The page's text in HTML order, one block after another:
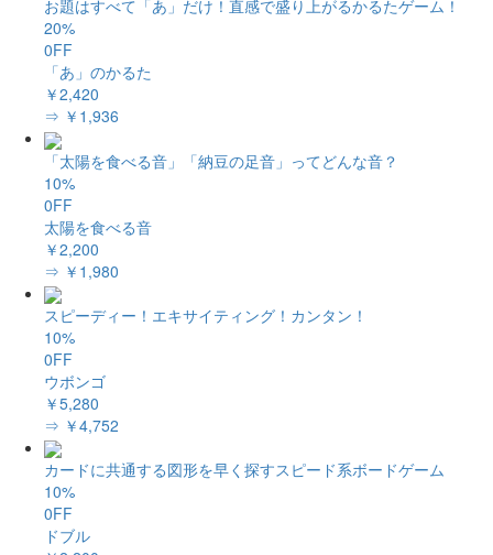
お題はすべて「あ」だけ！直感で盛り上がるかるたゲーム！
20%
0FF
「あ」のかるた
￥2,420
⇒ ￥1,936
「太陽を食べる音」「納豆の足音」ってどんな音？
10%
0FF
太陽を食べる音
￥2,200
⇒ ￥1,980
スピーディー！エキサイティング！カンタン！
10%
0FF
ウボンゴ
￥5,280
⇒ ￥4,752
カードに共通する図形を早く探すスピード系ボードゲーム
10%
0FF
ドブル